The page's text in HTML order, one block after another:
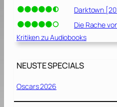
Darktown
Die Rache
Kritiken zu Audiobooks
NEUSTE SPECIALS
Oscars 2026